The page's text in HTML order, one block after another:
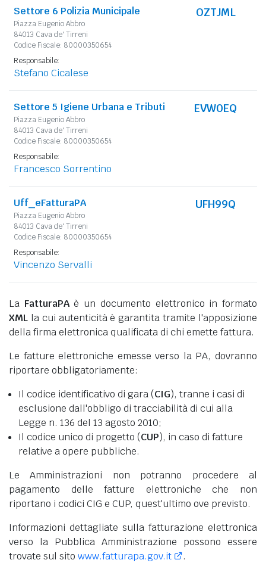
Settore 6 Polizia Municipale
Piazza Eugenio Abbro
84013 Cava de' Tirreni
Codice Fiscale: 80000350654
OZTJML
Responsabile:
Stefano Cicalese
Settore 5 Igiene Urbana e Tributi
Piazza Eugenio Abbro
84013 Cava de' Tirreni
Codice Fiscale: 80000350654
EVW0EQ
Responsabile:
Francesco Sorrentino
Uff_eFatturaPA
Piazza Eugenio Abbro
84013 Cava de' Tirreni
Codice Fiscale: 80000350654
UFH99Q
Responsabile:
Vincenzo Servalli
La FatturaPAè un documento elettronico in formato
XML la cui autenticità è garantita tramite l'apposizione
della firma elettronica qualificata di chi emette fattura.
Le fatture elettroniche emesse verso la PA, dovranno
riportare obbligatoriamente:
Il codice identificativo di gara (CIG), tranne i casi di
esclusione dall'obbligo di tracciabilità di cui alla
Legge n. 136 del 13 agosto 2010;
Il codice unico di progetto (CUP), in caso di fatture
relative a opere pubbliche.
Le Amministrazioni non potranno procedere al
pagamento delle fatture elettroniche che non
riportano i codici CIG e CUP, quest'ultimo ove previsto.
Informazioni dettagliate sulla fatturazione elettronica
verso la Pubblica Amministrazione possono essere
trovate sul sito www.fatturapa.gov.it .